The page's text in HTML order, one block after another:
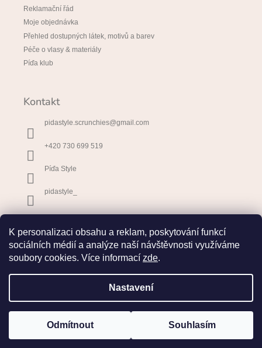
K personalizaci obsahu a reklam, poskytování funkcí
sociálních médií a analýze naší návštěvnosti využíváme
soubory cookies. Více informací zde.
Nastavení
Odmítnout Souhlasím
Reklamační řád
Moje objednávka
Přehled dostupných látek, motivů a barev
Péče o vlasy & materiály
Píďa klub
Kontakt
pidastyle.scrunchies@gmail.com
+420 730 699 519
Píďa Style
pidastyle_
Přijímáme online platby